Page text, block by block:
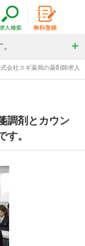
会社スギ薬局の薬剤師求人
調剤とカウン
。